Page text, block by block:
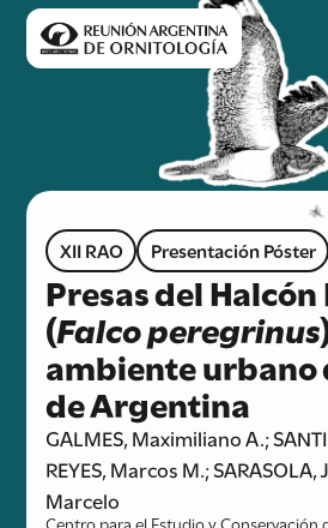
XII RAO Presentación Póster
Presas del
(Falco peregrinus
ambiente urbano
de Argentina
GALMES, Maximiliano A.;
REYES, Marcos M.; SARASOLA,
Marcelo
Centro para el Estudio y Conservación